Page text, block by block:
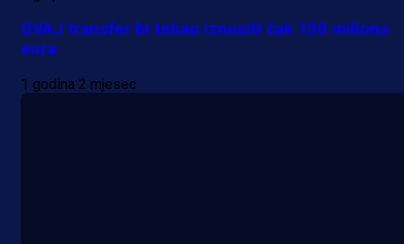
OVAJ transfer bi tebao iznositi čak 150 miliona
eura
1 godina 2 mjesec